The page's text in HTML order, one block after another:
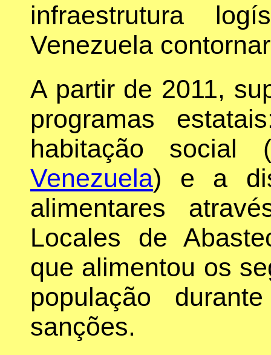
infraestrutura
Venezuela
A partir de 2011,
programas
habitação social (
Venezuela) e a
alimentares
Locales de
que alimentou os
população
sanções.